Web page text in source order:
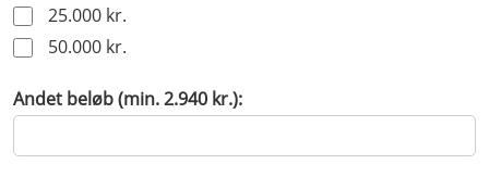
25.000 kr.
50.000 kr.
Andet beløb (min. 2.940 kr.):